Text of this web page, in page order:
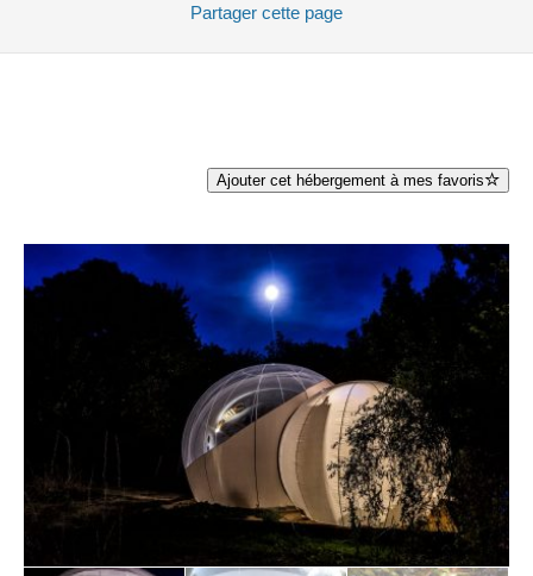
Partager cette page
Ajouter cet hébergement à mes favoris